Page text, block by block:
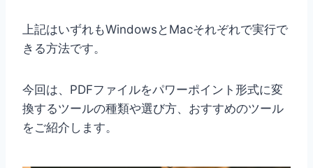
上記はいずれもWindowsとMacそれぞれで実行で
きる方法です。
今回は、PDFファイルをパワーポイント形式に変
換するツールの種類や選び方、おすすめのツール
をご紹介します。